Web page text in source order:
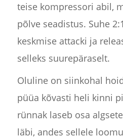
teise kompressori abil,
põlve seadistus. Suhe
keskmise attacki ja
selleks suurepäraselt.
Oluline on siinkohal
püüa kõvasti heli kinni
rünnak laseb osa
läbi, andes sellele